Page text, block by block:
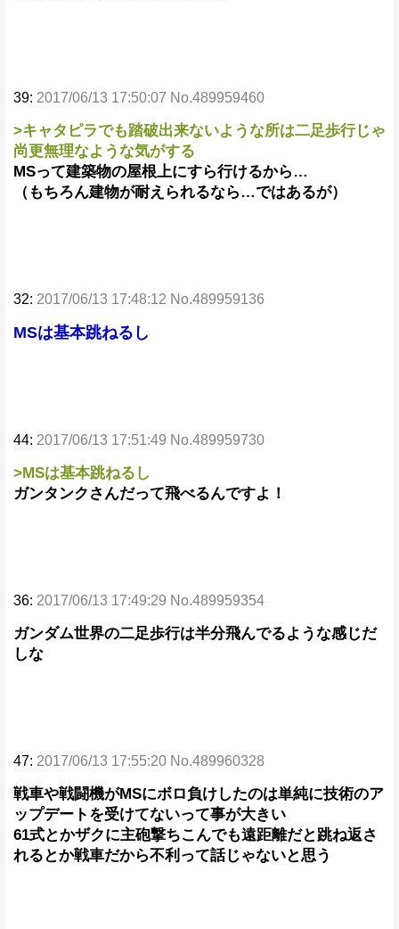
39: 2017/06/13 17:50:07 No.489959460
>キャタピラでも踏破出来ないような所は二足歩行じゃ
尚更無理なような気がする
MSって建築物の屋根上にすら行けるから…
（もちろん建物が耐えられるなら…ではあるが）
32: 2017/06/13 17:48:12 No.489959136
MSは基本跳ねるし
44: 2017/06/13 17:51:49 No.489959730
>MSは基本跳ねるし
ガンタンクさんだって飛べるんですよ！
36: 2017/06/13 17:49:29 No.489959354
ガンダム世界の二足歩行は半分飛んでるような感じだ
しな
47: 2017/06/13 17:55:20 No.489960328
戦車や戦闘機がMSにボロ負けしたのは単純に技術のア
ップデートを受けてないって事が大きい
61式とかザクに主砲撃ちこんでも遠距離だと跳ね返さ
れるとか戦車だから不利って話じゃないと思う